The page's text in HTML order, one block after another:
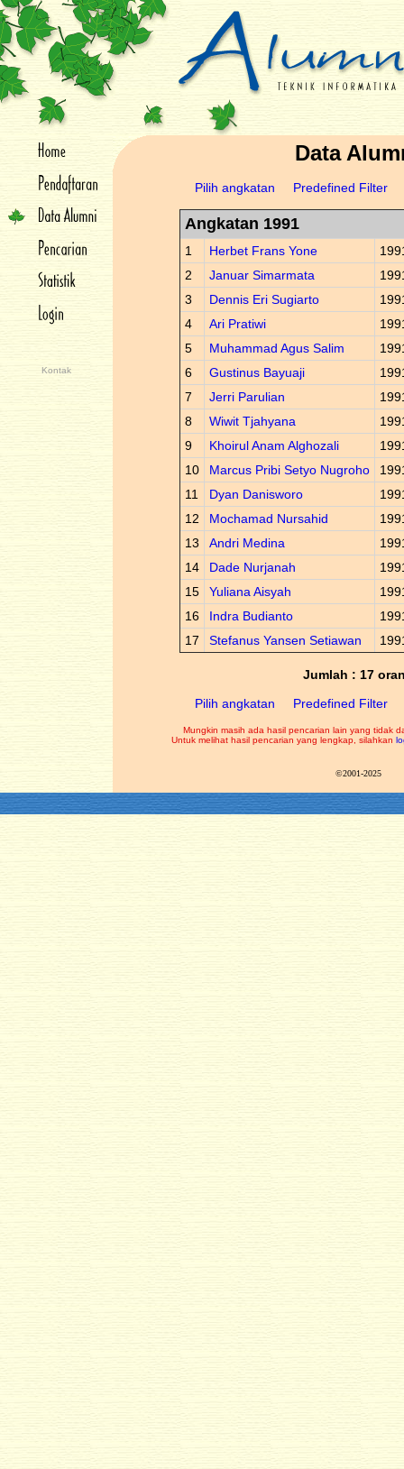
Kontak
Data
Pilih angkatan Predefined Filter
Angkatan 1991
1 Herbet Frans Yone
2
Januar Simarmata
3
Dennis Eri Sugiarto
4
Ari Pratiwi
5
Muhammad Agus Salim
6
Gustinus Bayuaji
7
Jerri Parulian
8
Wiwit Tjahyana
9
Khoirul Anam Alghozali
10
Marcus Pribi Setyo Nugroho
11
Dyan Danisworo
12
Mochamad Nursahid
13
Andri Medina
14
Dade Nurjanah
15
Yuliana Aisyah
16
Indra Budianto
17
Stefanus Yansen Setiawan
Jumlah : 17
Pilih angkatan
Predefined Filter
Mungkin masih ada hasil pencarian lain yang tidak
Untuk melihat hasil pencarian yang lengkap, silahkan
©2001-2025